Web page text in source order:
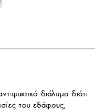
διάλυμα διότι
του εδάφους,